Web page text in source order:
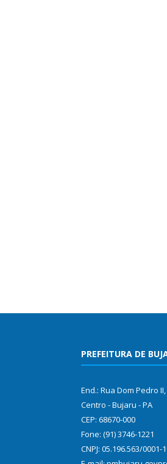
PREFEITURA DE
End.: Rua Dom Pedro
Centro - Bujaru - PA
CEP: 68670-000
Fone: (91) 3746-1221
CNPJ: 05.196.563/0001-